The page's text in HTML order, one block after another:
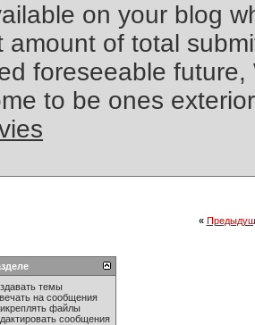
on your blog
amount of total
foreseeable
to be ones
«
темы
на сообщения
файлы
сообщения